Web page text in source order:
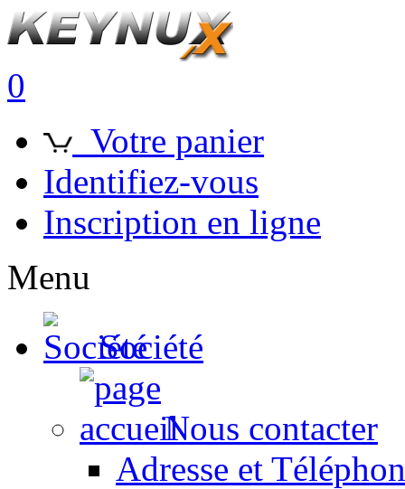
0
Votre panier
Identifiez-vous
Inscription en ligne
Menu
Société
Nous contacter
Adresse et